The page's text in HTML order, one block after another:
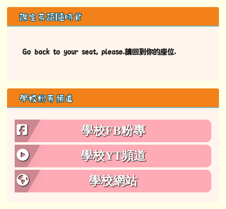
左邊區域內容
課室英語隨時背
Go back to your seat, please.請回到你的座位.
學校粉專頻道
學校FB粉專
學校YT頻道
學校網站